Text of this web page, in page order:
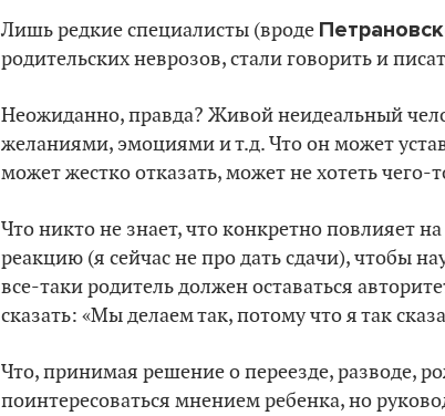
Лишь редкие специалисты (вроде
родительских неврозов, стали говорить и
Неожиданно, правда? Живой неидеальный
желаниями, эмоциями и т.д. Что он может
может жестко отказать, может не хотеть чего-
Что никто не знает, что конкретно повлияет
реакцию (я сейчас не про дать сдачи), чтобы
все-таки родитель должен оставаться
сказать: «Мы делаем так, потому что я так
Что, принимая решение о переезде, разводе,
поинтересоваться мнением ребенка, но